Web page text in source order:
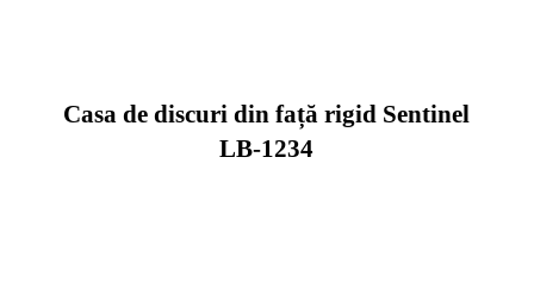
Casa de discuri din față rigid Sentinel
LB-1234